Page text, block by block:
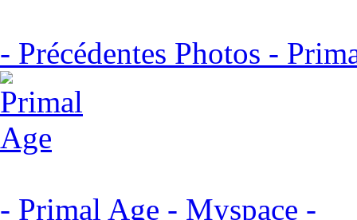
- Précédentes Photos -
- Primal Age - Myspace -